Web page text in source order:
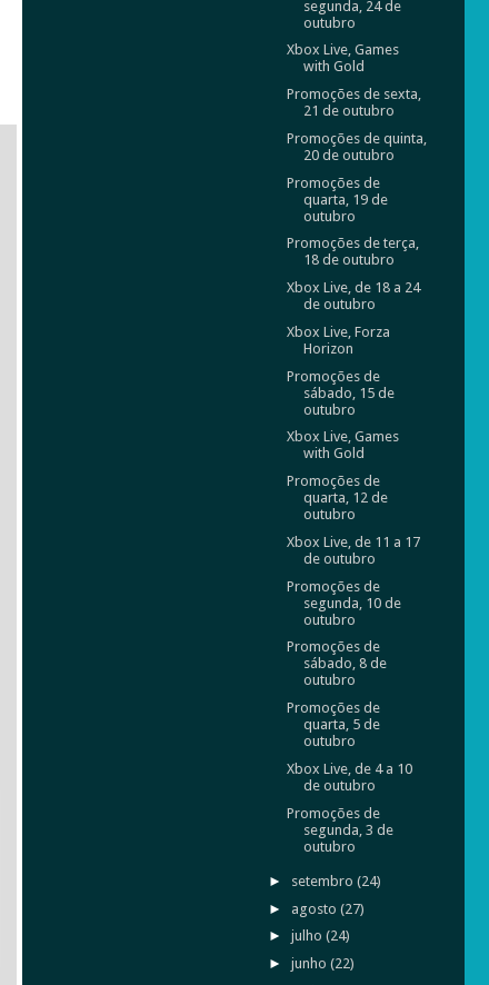
segunda, 24 de
outubro
Xbox Live, Games
with Gold
Promoções de sexta,
21 de outubro
Promoções de quinta,
20 de outubro
Promoções de
quarta, 19 de
outubro
Promoções de terça,
18 de outubro
Xbox Live, de 18 a 24
de outubro
Xbox Live, Forza
Horizon
Promoções de
sábado, 15 de
outubro
Xbox Live, Games
with Gold
Promoções de
quarta, 12 de
outubro
Xbox Live, de 11 a 17
de outubro
Promoções de
segunda, 10 de
outubro
Promoções de
sábado, 8 de
outubro
Promoções de
quarta, 5 de
outubro
Xbox Live, de 4 a 10
de outubro
Promoções de
segunda, 3 de
outubro
► setembro (24)
► agosto (27)
► julho (24)
► junho (22)